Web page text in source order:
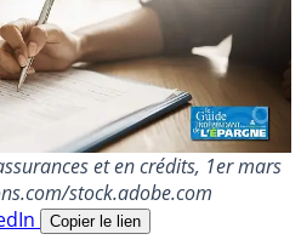
et en crédits, 1er mars
stock.adobe.com
Copier le lien